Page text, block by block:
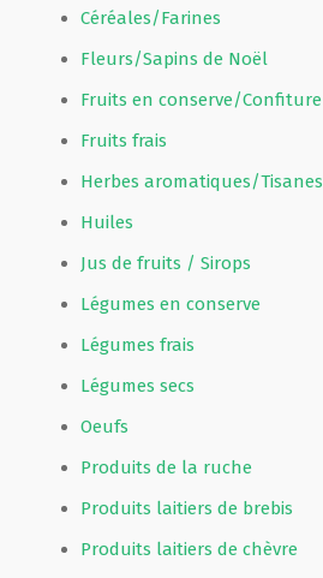
Céréales/Farines
Fleurs/Sapins de Noël
Fruits en conserve/Confiture
Fruits frais
Herbes aromatiques/Tisanes
Huiles
Jus de fruits / Sirops
Légumes en conserve
Légumes frais
Légumes secs
Oeufs
Produits de la ruche
Produits laitiers de brebis
Produits laitiers de chèvre